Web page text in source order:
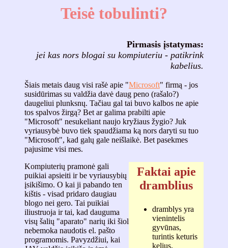
Teisė tobulinti?
Pirmasis įstatymas:
jei kas nors blogai su kompiuteriu - patikrink
kabelius.
Šiais metais daug visi rašė apie "Microsoft" firmą - jos
susidūrimas su valdžia davė daug peno (rašalo?)
daugeliui plunksnų. Tačiau gal tai buvo kalbos ne apie
tos spalvos žirgą? Bet ar galima prabilti apie
"Microsoft" nesukeliant naujo kryžiaus žygio? Juk
vyriausybė buvo tiek spaudžiama ką nors daryti su tuo
"Microsoft", kad galų gale neišlaikė. Bet pasekmes
pajusime visi mes.
Faktai apie
dramblius
dramblys yra
vienintelis
gyvūnas,
turintis keturis
kelius.
Kompiuterių pramonė gali
puikiai apsieiti ir be vyriausybių
įsikišimo. O kai ji pabando ten
kištis - visad pridaro daugiau
blogo nei gero. Tai puikiai
iliustruoja ir tai, kad dauguma
visų šalių "aparato" narių iki šiol
nebemoka naudotis el. pašto
programomis. Pavyzdžiui, kai